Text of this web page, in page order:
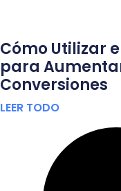
Cómo Utilizar
para
Conversiones
LEER TODO